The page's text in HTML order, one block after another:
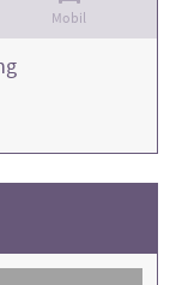
Mobil